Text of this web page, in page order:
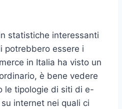
statistiche interessanti
potrebbero essere i
in Italia ha visto un
è bene vedere
le tipologie di siti di e-
internet nei quali ci